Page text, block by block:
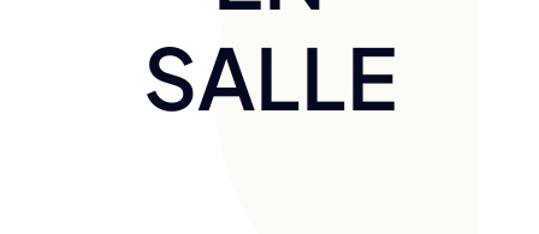
SALLE